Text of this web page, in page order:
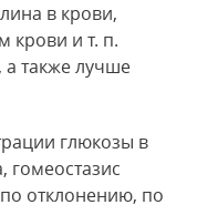
в крови,
крови и т. п.
а также лучше
глюкозы в
отклонению, по